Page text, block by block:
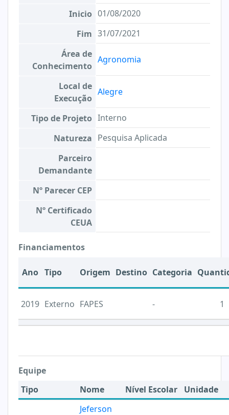
Inicio 01/08/2020
Fim 31/07/2021
Área de
Conhecimento
Agronomia
Local de
Execução
Alegre
Tipo de Projeto Interno
Natureza Pesquisa Aplicada
Parceiro
Demandante
Nº Parecer CEP
Nº Certificado
CEUA
Financiamentos
Ano Tipo Origem Destino Categoria
2019 Externo FAPES - 1
Equipe
Tipo
Nome Nível Escolar Unidade
Jeferson